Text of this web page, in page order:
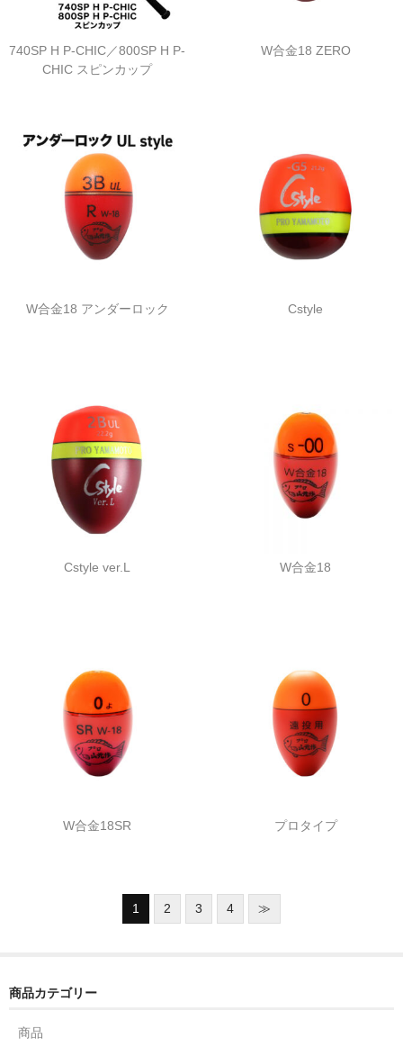
740SP H P-CHIC／800SP H P-
CHIC スピンカップ
W合金18 ZERO
W合金18 アンダーロック Cstyle
Cstyle ver.L W合金18
W合金18SR プロタイプ
1 2 3 4 ≫
商品カテゴリー
商品